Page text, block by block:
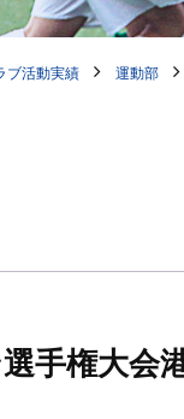
ブ活動実績 運動部
手権大会